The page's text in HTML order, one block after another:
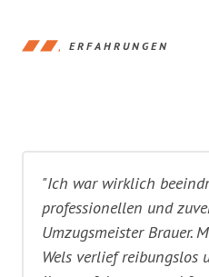
ERFAHRUNGEN
"Ich war wirklich
professionellen und
Umzugsmeister Brauer.
Wels verlief reibungslos